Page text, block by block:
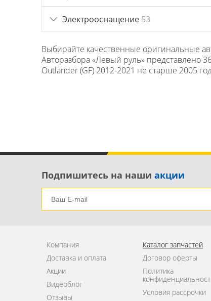
Электрооснащение 53
Выбирайте качественные оригинальные
Авторазбора «Левый руль» представлено
Outlander (GF) 2012-2021 не старше 2005
Подпишитесь на наши акции
Компания
Доставка и оплата
Акции
Видеоблог
Отзывы
Каталог запчастей
Договор оферты
Политика
Условия рассрочки